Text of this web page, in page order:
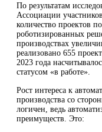
По результатам
Ассоциации
количество проектов
роботизированных
производствах
реализовано 655
2023 года
статусом «в работе».
Рост интереса к
производства со
логичен, ведь
преимуществ. Это: